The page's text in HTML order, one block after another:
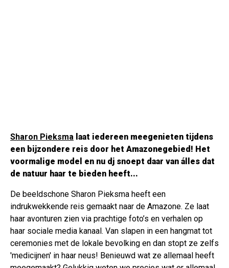
Sharon Pieksma laat iedereen meegenieten tijdens
een bijzondere reis door het Amazonegebied! Het
voormalige model en nu dj snoept daar van álles dat
de natuur haar te bieden heeft...
De beeldschone Sharon Pieksma heeft een
indrukwekkende reis gemaakt naar de Amazone. Ze laat
haar avonturen zien via prachtige foto’s en verhalen op
haar sociale media kanaal. Van slapen in een hangmat tot
ceremonies met de lokale bevolking en dan stopt ze zelfs
'medicijnen' in haar neus! Benieuwd wat ze allemaal heeft